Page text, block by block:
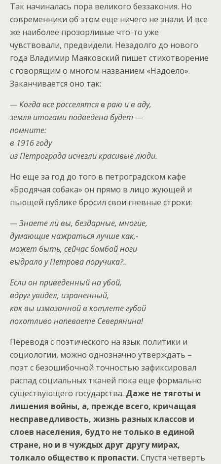
Так начиналась пора великого беззакония. Но
современники об этом еще ничего не знали. И все
же наиболее прозорливые что-то уже
чувствовали, предвидели. Незадолго до нового
года Владимир Маяковский пишет стихотворение
с говорящим о многом названием «Надоело».
Заканчивается оно так:
— Когда все расселятся в раю и в аду,
земля итогами подведена будет —
помните:
в 1916 году
из Петрограда исчезли красивые люди.
Но еще за год до того в петроградском кафе
«Бродячая собака» он прямо в лицо жующей и
пьющей публике бросил свои гневные строки:
— Знаете ли вы, бездарные, многие,
думающие нажраться лучше как,-
может быть, сейчас бомбой ноги
выдрало у Петрова поручика?..
Если он приведенный на убой,
вдруг увидел, израненный,
как вы измазанной в котлете губой
похотливо напеваете Северянина!
Переводя с поэтического на язык политики и
социологии, можно однозначно утверждать –
поэт с безошибочной точностью зафиксировал
распад социальных тканей пока еще формально
существующего государства. Даже не тяготы и
лишения войны, а, прежде всего, кричащая
несправедливость, жизнь разных классов и
слоев населения, будто не только в единой
стране, но и в чуждых друг другу мирах,
толкало общество к пропасти.Спустя четверть